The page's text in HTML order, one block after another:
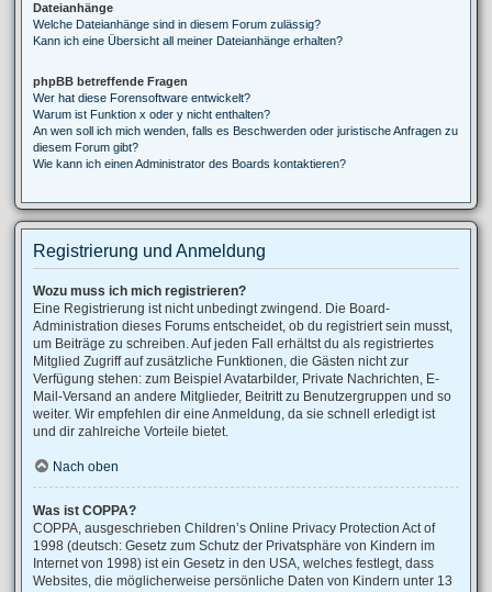
Dateianhänge
Welche Dateianhänge sind in diesem Forum zulässig?
Kann ich eine Übersicht all meiner Dateianhänge erhalten?
phpBB betreffende Fragen
Wer hat diese Forensoftware entwickelt?
Warum ist Funktion x oder y nicht enthalten?
An wen soll ich mich wenden, falls es Beschwerden oder juristische Anfragen zu
diesem Forum gibt?
Wie kann ich einen Administrator des Boards kontaktieren?
Registrierung und Anmeldung
Wozu muss ich mich registrieren?
Eine Registrierung ist nicht unbedingt zwingend. Die Board-
Administration dieses Forums entscheidet, ob du registriert sein musst,
um Beiträge zu schreiben. Auf jeden Fall erhältst du als registriertes
Mitglied Zugriff auf zusätzliche Funktionen, die Gästen nicht zur
Verfügung stehen: zum Beispiel Avatarbilder, Private Nachrichten, E-
Mail-Versand an andere Mitglieder, Beitritt zu Benutzergruppen und so
weiter. Wir empfehlen dir eine Anmeldung, da sie schnell erledigt ist
und dir zahlreiche Vorteile bietet.
Nach oben
Was ist COPPA?
COPPA, ausgeschrieben Children’s Online Privacy Protection Act of
1998 (deutsch: Gesetz zum Schutz der Privatsphäre von Kindern im
Internet von 1998) ist ein Gesetz in den USA, welches festlegt, dass
Websites, die möglicherweise persönliche Daten von Kindern unter 13